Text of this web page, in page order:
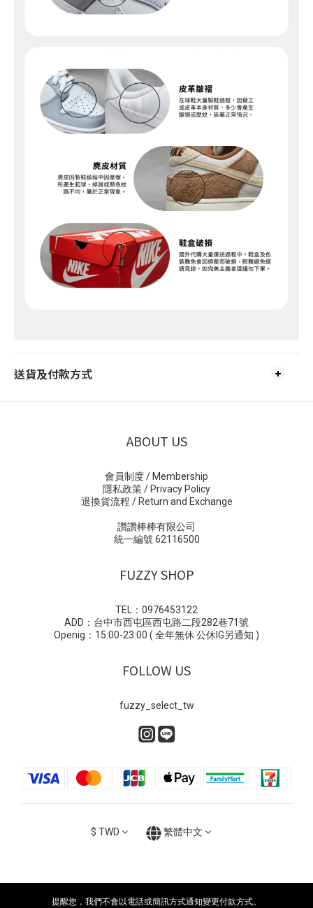
送貨及付款方式
ABOUT US
會員制度 / Membership
隱私政策 / Privacy Policy
退換貨流程 / Return and Exchange
讚讚棒棒有限公司
統一編號 62116500
FUZZY SHOP
TEL：0976453122
ADD：台中市西屯區西屯路二段282巷71號
Openig：15:00-23:00 ( 全年無休 公休IG另通知 )
FOLLOW US
fuzzy_select_tw
$ TWD 繁體中文
提醒您，我們不會以電話或簡訊方式通知變更付款方式。